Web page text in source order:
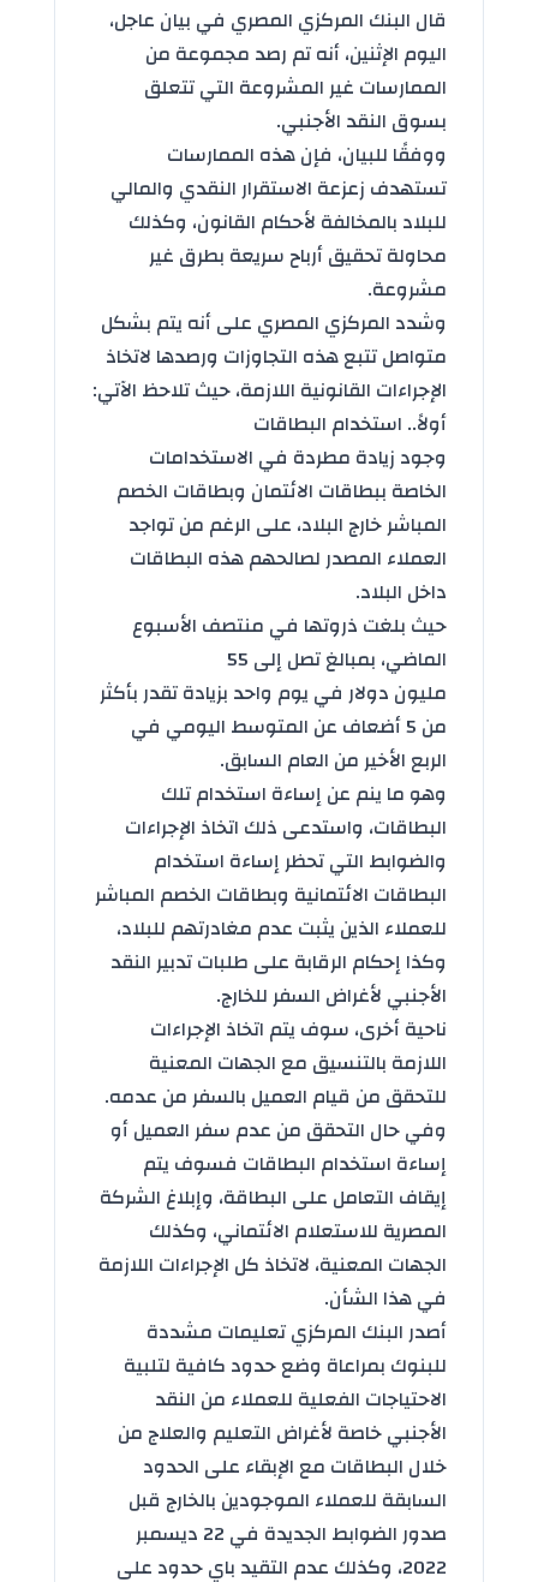
قال البنك المركزي المصري في بيان عاجل،
اليوم الإثنين، أنه تم رصد مجموعة من
الممارسات غير المشروعة التي تتعلق
بسوق النقد الأجنبي.
ووفقًا للبيان، فإن هذه الممارسات
تستهدف زعزعة الاستقرار النقدي والمالي
للبلاد بالمخالفة لأحكام القانون، وكذلك
محاولة تحقيق أرباح سريعة بطرق غير
مشروعة.
وشدد المركزي المصري على أنه يتم بشكل
متواصل تتبع هذه التجاوزات ورصدها لاتخاذ
الإجراءات القانونية اللازمة، حيث تلاحظ الآتي:
أولاً.. استخدام البطاقات
وجود زيادة مطردة في الاستخدامات
الخاصة ببطاقات الائتمان وبطاقات الخصم
المباشر خارج البلاد، على الرغم من تواجد
العملاء المصدر لصالحهم هذه البطاقات
داخل البلاد.
حيث بلغت ذروتها في منتصف الأسبوع
الماضي، بمبالغ تصل إلى 55
مليون دولار في يوم واحد بزيادة تقدر بأكثر
من 5 أضعاف عن المتوسط اليومي في
الربع الأخير من العام السابق.
وهو ما ينم عن إساءة استخدام تلك
البطاقات، واستدعى ذلك اتخاذ الإجراءات
والضوابط التي تحظر إساءة استخدام
البطاقات الائتمانية وبطاقات الخصم المباشر
للعملاء الذين يثبت عدم مغادرتهم للبلاد،
وكذا إحكام الرقابة على طلبات تدبير النقد
الأجنبي لأغراض السفر للخارج.
ناحية أخرى، سوف يتم اتخاذ الإجراءات
اللازمة بالتنسيق مع الجهات المعنية
للتحقق من قيام العميل بالسفر من عدمه.
وفي حال التحقق من عدم سفر العميل أو
إساءة استخدام البطاقات فسوف يتم
إيقاف التعامل على البطاقة، وإبلاغ الشركة
المصرية للاستعلام الائتماني، وكذلك
الجهات المعنية، لاتخاذ كل الإجراءات اللازمة
في هذا الشأن.
أصدر البنك المركزي تعليمات مشددة
للبنوك بمراعاة وضع حدود كافية لتلبية
الاحتياجات الفعلية للعملاء من النقد
الأجنبي خاصة لأغراض التعليم والعلاج من
خلال البطاقات مع الإبقاء على الحدود
السابقة للعملاء الموجودين بالخارج قبل
صدور الضوابط الجديدة في 22 ديسمبر
2022، وكذلك عدم التقيد باي حدود على